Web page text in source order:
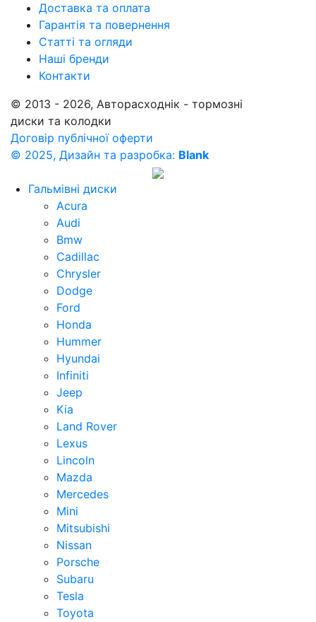
Доставка та оплата
Гарантія та повернення
Статті та огляди
Наші бренди
Контакти
© 2013 - 2026, Авторасходнік - тормозні
диски та колодки
Договір публічної оферти
© 2025, Дизайн та разробка: Blank
Гальмівні диски
Acura
Audi
Bmw
Cadillac
Chrysler
Dodge
Ford
Honda
Hummer
Hyundai
Infiniti
Jeep
Kia
Land Rover
Lexus
Lincoln
Mazda
Mercedes
Mini
Mitsubishi
Nissan
Porsche
Subaru
Tesla
Toyota